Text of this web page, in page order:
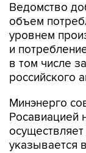
Ведомство
объем
уровнем
и
в том числе
российского
Минэнерго
Росавиацией
указывается